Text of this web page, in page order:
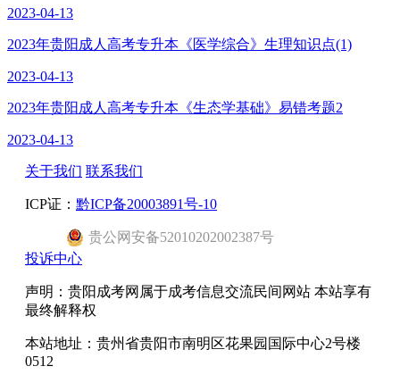
2023-04-13
2023年贵阳成人高考专升本《医学综合》生理知识点(1)
2023-04-13
2023年贵阳成人高考专升本《生态学基础》易错考题2
2023-04-13
关于我们 联系我们
ICP证： 黔ICP备20003891号-10
贵公网安备52010202002387号
投诉中心
声明：贵阳成考网属于成考信息交流民间网站 本站享有
最终解释权
本站地址：贵州省贵阳市南明区花果园国际中心2号楼
0512